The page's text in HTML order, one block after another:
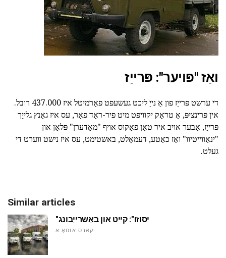
ואַז "פּויער": פּרייַז
די ערשט פּרייַז פון אַ נייַ ליכט געשעפט פאָרמיטל איז 437.000 רובל.
אין פּרינציפּ, אַ טראָק יקוויפּט מיט פיר-ראָד פאָר, עס איז גאַנץ גלייַך
פּרייַז, אָבער אויב איר טאָן פאָקוס אויף "מאָדערן" פּלאַן און
"ינאַווייטיוו" ואַז כאַטע, דעמאָלט, באשטימט, עס איז נישט ווערט די
געלט.
Similar articles
"יסוזו": קייט און באַשרייַבונג
קאַרס אַוטאָ א